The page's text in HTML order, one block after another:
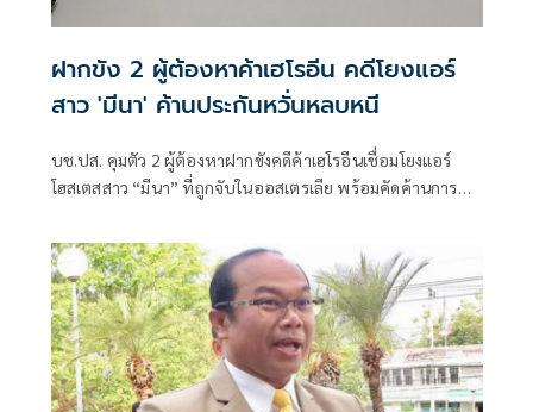
ฝากขัง 2 ผู้ต้องหาค้าเฮโรอีน คดีโยงแอร์
สาว 'มีนา' ค้านประกันหวั่นหลบหนี
บช.ปส. คุมตัว 2 ผู้ต้องหาฝากขังคดีค้าเฮโรอีนเชื่อมโยงแอร์
โฮสเตสสาว “มีนา” ที่ถูกจับในออสเตรเลีย พร้อมคัดค้านการ